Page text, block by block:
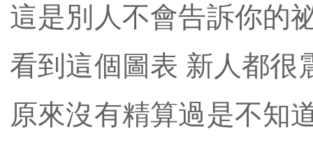
這是別人不會告訴你的
看到這個圖表 新人都很
原來沒有精算過是不知